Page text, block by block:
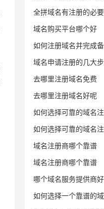
全拼域名有注册的必
域名购买平台哪个好
如何注册域名并完成
域名申请注册的几大
去哪里注册域名免费
去哪里注册域名好呢
如何选择可靠的域名
如何选择可靠的域名
域名注册商哪个靠谱
域名注册商哪个靠谱
哪个域名服务提供商好
如何选择一个靠谱的